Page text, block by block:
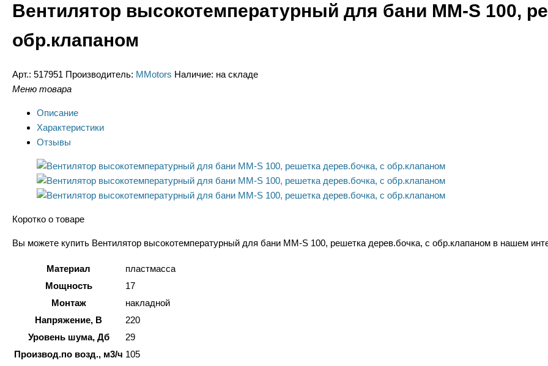
Вентилятор высокотемпературный для бани MM-S 100,
обр.клапаном
Арт.: 517951 Производитель: MMotors Наличие: на складе
Меню товара
Описание
Характеристики
Отзывы
Коротко о товаре
Вы можете купить Вентилятор высокотемпературный для бани MM-S 100, решетка дерев.бочка, с обр.клапаном в нашем
Материал
пластмасса
Мощность
17
Монтаж
накладной
Напряжение, В
220
Уровень шума, Дб
29
Производ.по возд., м3/ч 105